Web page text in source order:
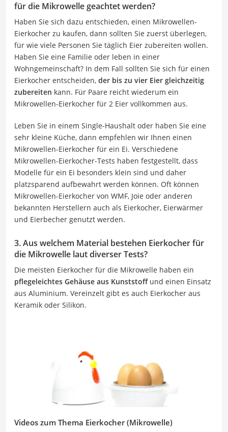
für die Mikrowelle geachtet werden?
Haben Sie sich dazu entschieden, einen Mikrowellen-
Eierkocher zu kaufen, dann sollten Sie zuerst überlegen,
für wie viele Personen Sie täglich Eier zubereiten wollen.
Haben Sie eine Familie oder leben in einer
Wohngemeinschaft? In dem Fall sollten Sie sich für einen
Eierkocher entscheiden, der bis zu vier Eier gleichzeitig
zubereiten kann. Für Paare reicht wiederum ein
Mikrowellen-Eierkocher für 2 Eier vollkommen aus.
Leben Sie in einem Single-Haushalt oder haben Sie eine
sehr kleine Küche, dann empfehlen wir Ihnen einen
Mikrowellen-Eierkocher für ein Ei. Verschiedene
Mikrowellen-Eierkocher-Tests haben festgestellt, dass
Modelle für ein Ei besonders klein sind und daher
platzsparend aufbewahrt werden können. Oft können
Mikrowellen-Eierkocher von WMF, Joie oder anderen
bekannten Herstellern auch als Eierkocher, Eierwärmer
und Eierbecher genutzt werden.
3. Aus welchem Material bestehen Eierkocher für
die Mikrowelle laut diverser Tests?
Die meisten Eierkocher für die Mikrowelle haben ein
pflegeleichtes Gehäuse aus Kunststoffund einen Einsatz
aus Aluminium. Vereinzelt gibt es auch Eierkocher aus
Keramik oder Silikon.
Videos zum Thema Eierkocher (Mikrowelle)